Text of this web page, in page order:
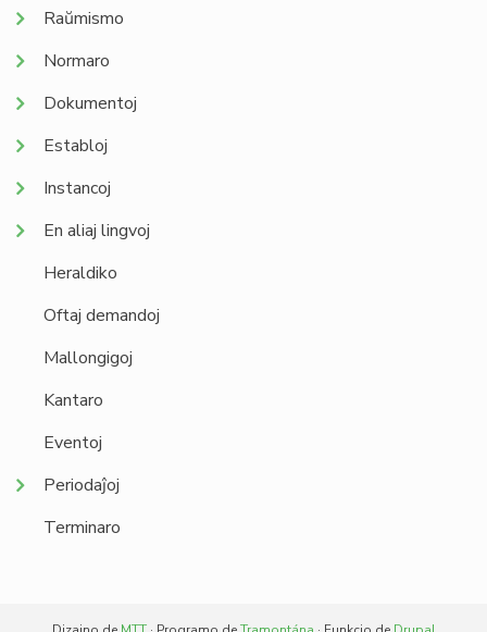
Raŭmismo
Normaro
Dokumentoj
Establoj
Instancoj
En aliaj lingvoj
Heraldiko
Oftaj demandoj
Mallongigoj
Kantaro
Eventoj
Periodaĵoj
Terminaro